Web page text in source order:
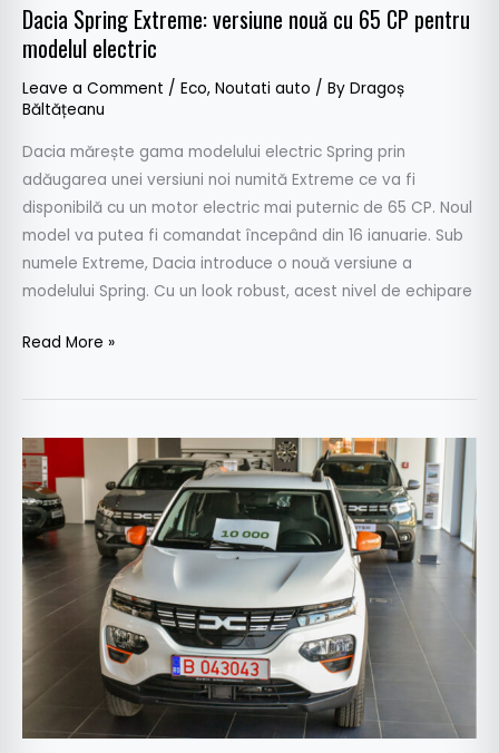
Dacia Spring Extreme: versiune nouă cu 65 CP pentru
modelul electric
Leave a Comment / Eco, Noutati auto / By Dragoș
Băltățeanu
Dacia mărește gama modelului electric Spring prin
adăugarea unei versiuni noi numită Extreme ce va fi
disponibilă cu un motor electric mai puternic de 65 CP. Noul
model va putea fi comandat începând din 16 ianuarie. Sub
numele Extreme, Dacia introduce o nouă versiune a
modelului Spring. Cu un look robust, acest nivel de echipare
electric
Read More »
Dacia
a
livrat
modelul
Spring
numărul